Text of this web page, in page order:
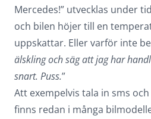
Mercedes!” utvecklas under
och bilen höjer till en
uppskattar. Eller varför inte
älskling och säg att jag har
snart. Puss.”
Att exempelvis tala in sms
finns redan i många